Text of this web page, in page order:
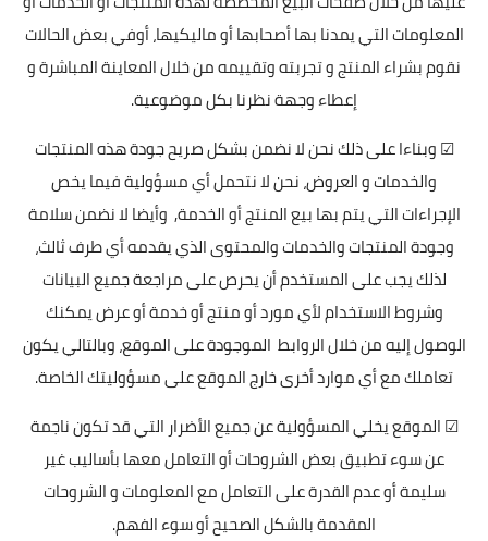
المعلومات التي يمدنا بها أصحابها أو ماليكيها، أوفي بعض الحالات
نقوم بشراء المنتج و تجربته وتقييمه من خلال المعاينة المباشرة و
إعطاء وجهة نظرنا بكل موضوعية.
☑ وبناءا على ذلك نحن لا نضمن بشكل صريح جودة هذه المنتجات
والخدمات و العروض، نحن لا نتحمل أي مسؤولية فيما يخص
الإجراءات التي يتم بها بيع المنتج أو الخدمة, وأيضا لا نضمن سلامة
وجودة المنتجات والخدمات والمحتوى الذي يقدمه أي طرف ثالث،
لذلك يجب على المستخدم أن يحرص على مراجعة جميع البيانات
وشروط الاستخدام لأي مورد أو منتج أو خدمة أو عرض يمكنك
الوصول إليه من خلال الروابط الموجودة على الموقع، وبالتالي يكون
تعاملك مع أي موارد أخرى خارج الموقع على مسؤوليتك الخاصة.
☑ الموقع يخلي المسؤولية عن جميع الأضرار التي قد تكون ناجمة
عن سوء تطبيق بعض الشروحات أو التعامل معها بأساليب غير
سليمة أو عدم القدرة على التعامل مع المعلومات و الشروحات
المقدمة بالشكل الصحيح أو سوء الفهم.